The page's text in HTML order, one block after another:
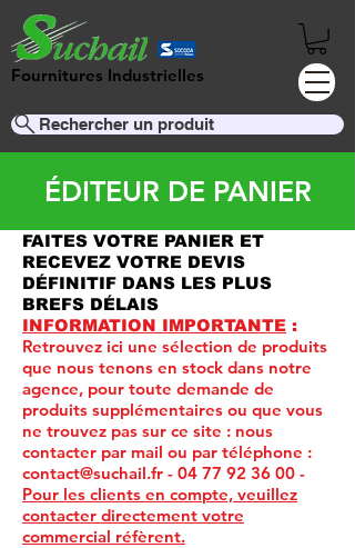
Fournitures Industrielles
Rechercher un produit
ÉDITEUR DE PANIER
FAITES VOTRE PANIER ET
RECEVEZ VOTRE DEVIS
DÉFINITIF DANS LES PLUS
BREFS DÉLAIS
INFORMATION IMPORTANTE :
Retrouvez ici une sélection de produits
que nous tenons en stock dans notre
agence, pour toute demande de
produits supplémentaires ou que vous
ne trouvez pas sur ce site : nous
contacter par mail ou par téléphone :
contact@suchail.fr - 04 77 92 36 00 -
Pour les clients en compte, veuillez
contacter directement votre
commercial réfèrent.